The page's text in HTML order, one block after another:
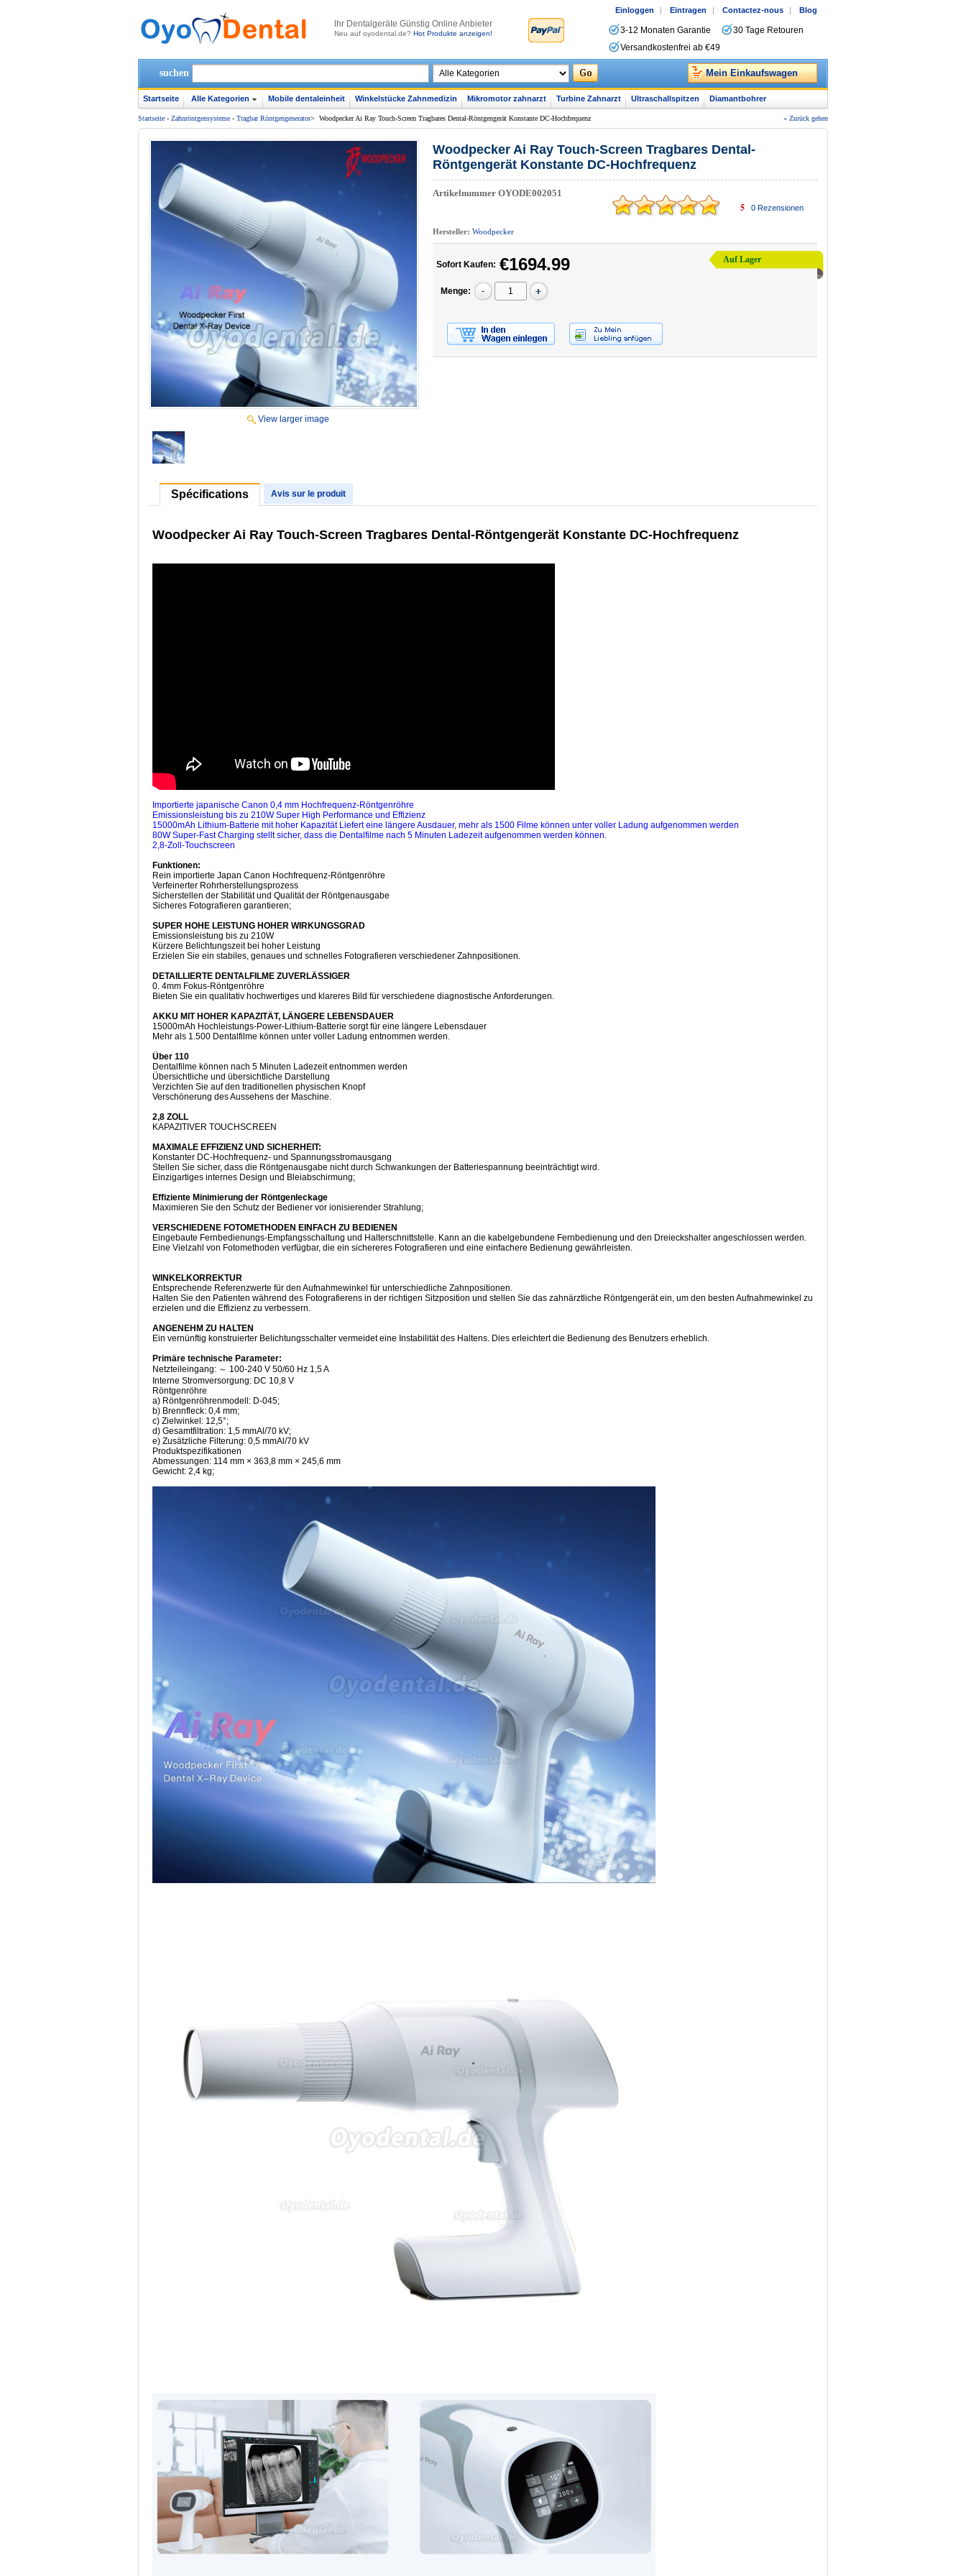
lhr Dentalgeräte Günstig Online Anbieter
Neu auf oyodental.de? Hot Produkte anzeigen!
Einloggen | Eintragen | Contactez-nous | Blog
3-12 Monaten Garantie
30 Tage Retouren
Versandkostenfrei ab €49
suchen Mein Einkaufswagen
Startseite Alle Kategorien Mobile dentaleinheit Winkelstücke Zahnmedizin Mikromotor zahnarzt Turbine Zahnarzt Ultraschallspitzen Diamantbohrer
Startseite - Zahnröntgensysteme - Tragbar Röntgengenerator> Woodpecker Ai Ray Touch-Screen Tragbares Dental-Röntgengerät Konstante DC-Hochfrequenz « Zurück gehen
View larger image
Woodpecker Ai Ray Touch-Screen Tragbares Dental-
Röntgengerät Konstante DC-Hochfrequenz
Artikelnummer OYODE002051
5 0Rezensionen
Hersteller: Woodpecker
Auf Lager
Sofort Kaufen: €1694.99
Menge:
Spécifications Avis sur le produit
Woodpecker Ai Ray Touch-Screen Tragbares Dental-Röntgengerät Konstante DC-Hochfrequenz
Importierte japanische Canon 0,4 mm Hochfrequenz-Röntgenröhre
Emissionsleistung bis zu 210W Super High Performance und Effizienz
15000mAh Lithium-Batterie mit hoher Kapazität Liefert eine längere Ausdauer, mehr als 1500 Filme können unter voller Ladung aufgenommen werden
80W Super-Fast Charging stellt sicher, dass die Dentalfilme nach 5 Minuten Ladezeit aufgenommen werden können.
2,8-Zoll-Touchscreen
Funktionen:
Rein importierte Japan Canon Hochfrequenz-Röntgenröhre
Verfeinerter Rohrherstellungsprozess
Sicherstellen der Stabilität und Qualität der Röntgenausgabe
Sicheres Fotografieren garantieren;
SUPER HOHE LEISTUNG HOHER WIRKUNGSGRAD
Emissionsleistung bis zu 210W
Kürzere Belichtungszeit bei hoher Leistung
Erzielen Sie ein stabiles, genaues und schnelles Fotografieren verschiedener Zahnpositionen.
DETAILLIERTE DENTALFILME ZUVERLÄSSIGER
0. 4mm Fokus-Röntgenröhre
Bieten Sie ein qualitativ hochwertiges und klareres Bild für verschiedene diagnostische Anforderungen.
AKKU MIT HOHER KAPAZITÄT, LÄNGERE LEBENSDAUER
15000mAh Hochleistungs-Power-Lithium-Batterie sorgt für eine längere Lebensdauer
Mehr als 1.500 Dentalfilme können unter voller Ladung entnommen werden.
Über 110
Dentalfilme können nach 5 Minuten Ladezeit entnommen werden
Übersichtliche und übersichtliche Darstellung
Verzichten Sie auf den traditionellen physischen Knopf
Verschönerung des Aussehens der Maschine.
2,8 ZOLL
KAPAZITIVER TOUCHSCREEN
MAXIMALE EFFIZIENZ UND SICHERHEIT:
Konstanter DC-Hochfrequenz- und Spannungsstromausgang
Stellen Sie sicher, dass die Röntgenausgabe nicht durch Schwankungen der Batteriespannung beeinträchtigt wird.
Einzigartiges internes Design und Bleiabschirmung;
Effiziente Minimierung der Röntgenleckage
Maximieren Sie den Schutz der Bediener vor ionisierender Strahlung;
VERSCHIEDENE FOTOMETHODEN EINFACH ZU BEDIENEN
Eingebaute Fernbedienungs-Empfangsschaltung und Halterschnittstelle. Kann an die kabelgebundene Fernbedienung und den Dreieckshalter angeschlossen werden.
Eine Vielzahl von Fotomethoden verfügbar, die ein sichereres Fotografieren und eine einfachere Bedienung gewährleisten.
WINKELKORREKTUR
Entsprechende Referenzwerte für den Aufnahmewinkel für unterschiedliche Zahnpositionen.
Halten Sie den Patienten während des Fotografierens in der richtigen Sitzposition und stellen Sie das zahnärztliche Röntgengerät ein, um den besten Aufnahmewinkel zu
erzielen und die Effizienz zu verbessern.
ANGENEHM ZU HALTEN
Ein vernünftig konstruierter Belichtungsschalter vermeidet eine Instabilität des Haltens. Dies erleichtert die Bedienung des Benutzers erheblich.
Primäre technische Parameter:
Netzteileingang: ～ 100-240 V 50/60 Hz 1,5 A
Interne Stromversorgung: DC 10,8 V
Röntgenröhre
a) Röntgenröhrenmodell: D-045;
b) Brennfleck: 0,4 mm;
c) Zielwinkel: 12,5°;
d) Gesamtfiltration: 1,5 mmAl/70 kV;
e) Zusätzliche Filterung: 0,5 mmAl/70 kV
Produktspezifikationen
Abmessungen: 114 mm × 363,8 mm × 245,6 mm
Gewicht: 2,4 kg;